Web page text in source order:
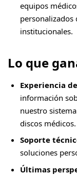
equipos
personalizados
institucionales.
Lo que
Experiencia
información
nuestro
discos médicos.
Soporte
soluciones
Últimas